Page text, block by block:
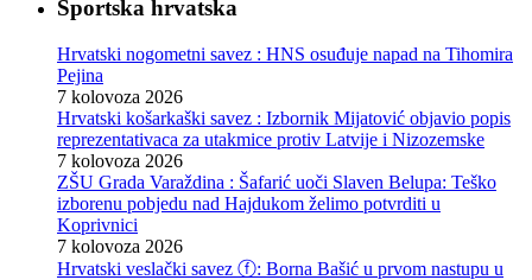
Sportska hrvatska
Hrvatski nogometni savez : HNS osuđuje napad na Tihomira
Pejina
7 kolovoza 2026
Hrvatski košarkaški savez : Izbornik Mijatović objavio popis
reprezentativaca za utakmice protiv Latvije i Nizozemske
7 kolovoza 2026
ZŠU Grada Varaždina : Šafarić uoči Slaven Belupa: Teško
izborenu pobjedu nad Hajdukom želimo potvrditi u
Koprivnici
7 kolovoza 2026
Hrvatski veslački savez ⓕ: Borna Bašić u prvom nastupu u